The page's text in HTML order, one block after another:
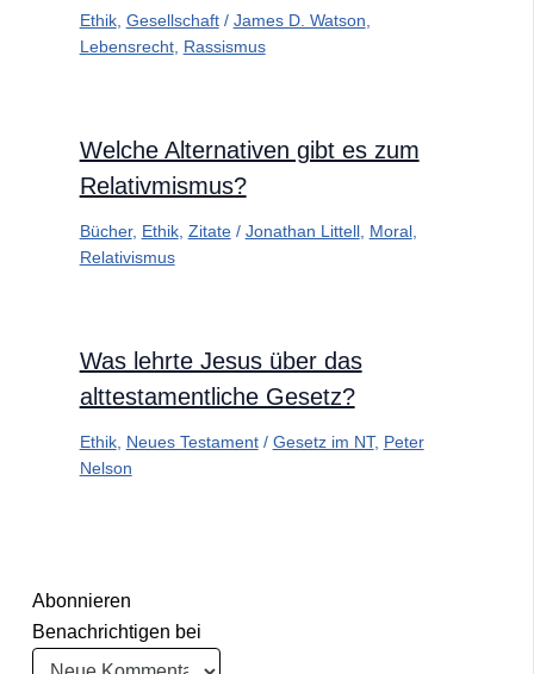
Ethik, Gesellschaft/ James D. Watson
Lebensrecht, Rassismus
Welche Alternativen gibt es zum
Relativmismus?
Bücher, Ethik, Zitate/ Jonathan Littell, Moral,
Relativismus
Was lehrte Jesus über das
alttestamentliche Gesetz?
Ethik, Neues Testament/ Gesetz im NT, Peter
Nelson
Abonnieren
Benachrichtigen bei